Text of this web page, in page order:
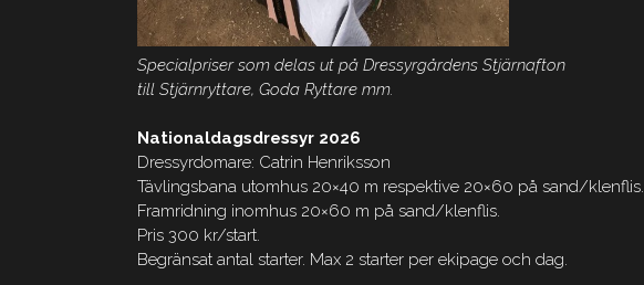
Specialpriser som delas ut på Dressyrgårdens Stjärnafton
till Stjärnryttare, Goda Ryttare mm.
Nationaldagsdressyr 2026
Dressyrdomare: Catrin Henriksson
Tävlingsbana utomhus 20×40 m respektive 20×60 på sand/klenflis.
Framridning inomhus 20×60 m på sand/klenflis.
Pris 300 kr/start.
Begränsat antal starter. Max 2 starter per ekipage och dag.